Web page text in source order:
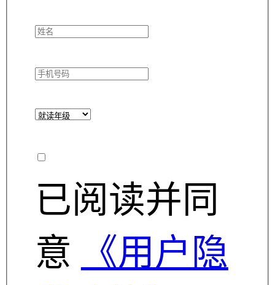
已阅读并同
意
《用户隐